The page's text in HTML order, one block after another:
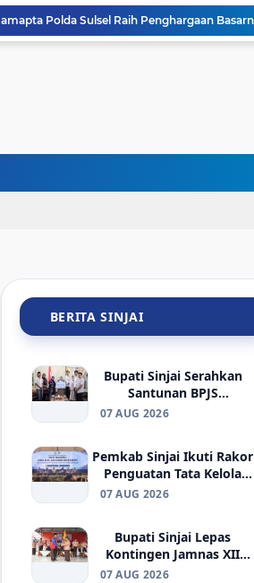
BERITA SINJAI
Bupati Sinjai Serahkan
Santunan BPJS
Ketenagakerjaan kepada
07 AUG 2026
Pemkab Sinjai Ikuti Rakor
Penguatan Tata Kelola
BUMD Air Minum di
07 AUG 2026
Bupati Sinjai Lepas
Kontingen Jamnas XII
2026, Pesan Jaga
07 AUG 2026